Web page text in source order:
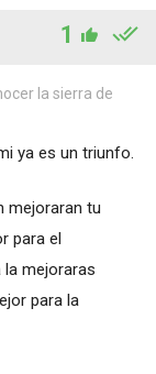
1
la sierra de
ya es un triunfo.
mejoraran tu
para el
mejoraras
para la